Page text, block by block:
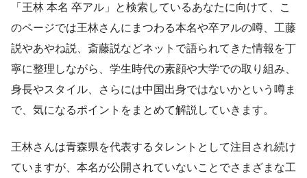
「王林 本名 卒アル」と検索しているあなたに向けて、こ
のページでは王林さんにまつわる本名や卒アルの噂、工藤
説やあやね説、斎藤説などネットで語られてきた情報を丁
寧に整理しながら、学生時代の素顔や大学での取り組み、
身長やスタイル、さらには中国出身ではないかという噂ま
で、気になるポイントをまとめて解説していきます。
王林さんは青森県を代表するタレントとして注目され続け
ていますが、本名が公開されていないことでさまざまな工